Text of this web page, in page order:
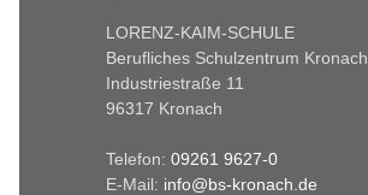
LORENZ-KAIM-SCHULE
Berufliches Schulzentrum Kronach
Industriestraße 11
96317 Kronach
Telefon: 09261 9627-0
E-Mail: info@bs-kronach.de